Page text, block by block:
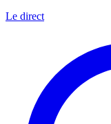
Le direct